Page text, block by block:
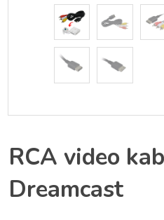
RCA video
Dreamcast